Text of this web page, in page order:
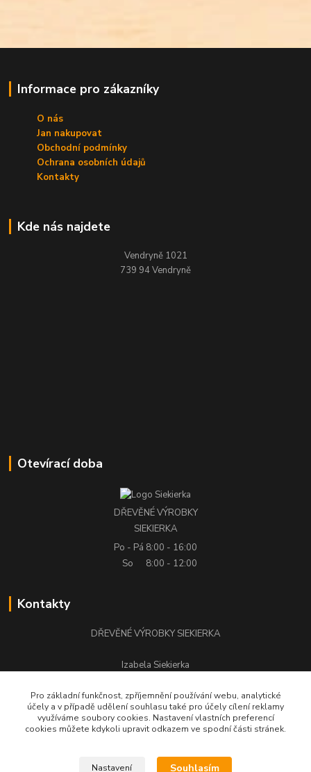
Informace pro zákazníky
O nás
Jan nakupovat
Obchodní podmínky
Ochrana osobních údajů
Kontakty
Kde nás najdete
Vendryně 1021
739 94 Vendryně
Otevírací doba
DŘEVĚNÉ VÝROBKY
SIEKIERKA
Po - Pá 8:00 - 16:00
So
8:00 - 12:00
Kontakty
DŘEVĚNÉ VÝROBKY SIEKIERKA
Izabela Siekierka
stolarstwo.siekierka@seznam.cz
Pro základní funkčnost, zpříjemnění používání webu, analytické
účely a v případě udělení souhlasu také pro účely cílení reklamy
využíváme soubory cookies. Nastavení vlastních preferencí
cookies můžete kdykoli upravit odkazem ve spodní části stránek.
Nastavení Souhlasím